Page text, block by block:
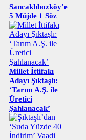
Sancaklıbozköy’e
5 Müjde 1 Söz
Millet İttifakı
Adayı Şıktaşlı:
‘Tarım A.Ş. ile
Üretici
Şahlanacak’